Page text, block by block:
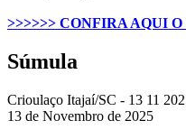
>>>>>> CONFIRA AQUI
Súmula
Crioulaço Itajaí/SC - 13 11
13 de Novembro de 2025